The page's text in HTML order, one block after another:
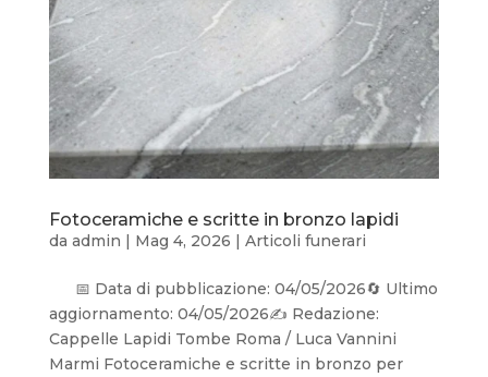
Fotoceramiche e scritte in bronzo lapidi
da admin | Mag 4, 2026 | Articoli funerari
📅 Data di pubblicazione: 04/05/2026🔄 Ultimo
aggiornamento: 04/05/2026✍️ Redazione:
Cappelle Lapidi Tombe Roma / Luca Vannini
Marmi Fotoceramiche e scritte in bronzo per